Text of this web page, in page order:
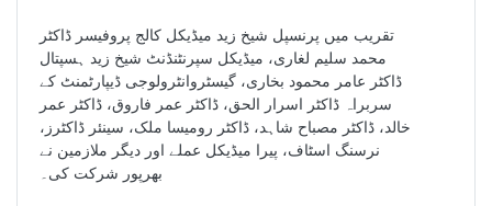
تقریب میں پرنسپل شیخ زید میڈیکل کالج پروفیسر ڈاکٹر
محمد سلیم لغاری، میڈیکل سپرنٹنڈنٹ شیخ زید ہسپتال
ڈاکٹر عامر محمود بخاری، گیسٹروانٹرولوجی ڈیپارٹمنٹ کے
سربراہ ڈاکٹر اسرار الحق، ڈاکٹر عمر فاروق، ڈاکٹر عمر
خالد، ڈاکٹر مصباح شاہد، ڈاکٹر رومیسا ملک، سینئر ڈاکٹرز،
نرسنگ اسٹاف، پیرا میڈیکل عملے اور دیگر ملازمین نے
بھرپور شرکت کی۔